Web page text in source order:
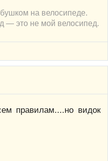
на велосипеде.
— это не мой велосипед.
правилам....но видок